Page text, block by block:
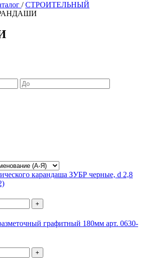
/ СТРОИТЕЛЬНЫЙ
карандаша ЗУБР черные, d 2,8
+
графитный 180мм арт. 0630-
+